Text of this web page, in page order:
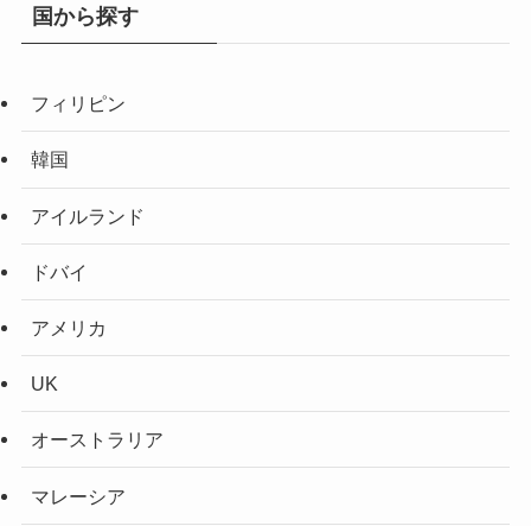
国から探す
フィリピン
韓国
アイルランド
ドバイ
アメリカ
UK
オーストラリア
マレーシア